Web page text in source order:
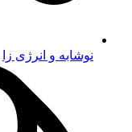
نوشابه و انرژی زا